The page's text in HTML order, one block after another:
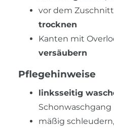
vor dem Zuschnitt
trocknen
Kanten mit
versäubern
Pflegehinweise
linksseitig
Schonwaschgang
mäßig schleudern,